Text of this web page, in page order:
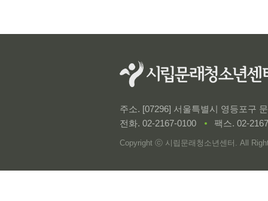
주소. [07296] 서울특별시 영등포구
전화. 02-2167-0100 팩스. 02-
Copyright ⓒ 시립문래청소년센터. All